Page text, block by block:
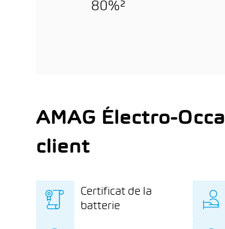
80%²
AMAG Électro-
client
Certificat de la
batterie